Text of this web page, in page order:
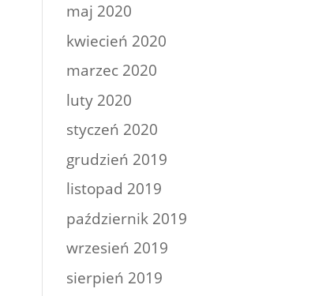
maj 2020
kwiecień 2020
marzec 2020
luty 2020
styczeń 2020
grudzień 2019
listopad 2019
październik 2019
wrzesień 2019
sierpień 2019